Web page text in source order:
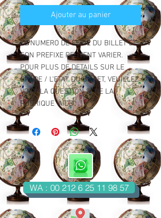
Ajouter au panier
LE NUMERO DE SERIE DU BILLET ET
SON PREFIXE PEUVENT VARIER.
POUR PLUS DE DETAILS SUR LE
GRADE / L'ETAT DU BILLET, VEUILLEZ
VOIR "LA QUESTION 2" DE LA
RUBRIQUE "AIDE".
WA : 00 212 6 25 11 98 57